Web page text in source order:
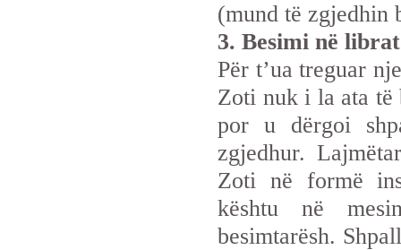
(mund të zgjedhin
3. Besimi në
Për t’ua treguar
Zoti nuk i la ata të
por u dërgoi
zgjedhur.
Zoti në formë
kështu në
besimtarësh.